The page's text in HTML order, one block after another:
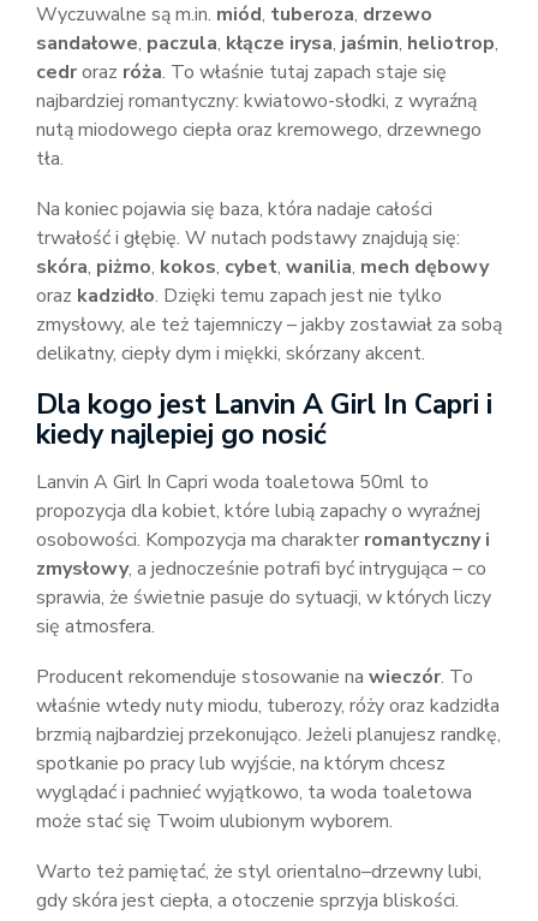
Wyczuwalne są m.in. miód, tuberoza, drzewo
sandałowe, paczula, kłącze irysa, jaśmin, heliotrop,
cedroraz róża. To właśnie tutaj zapach staje się
najbardziej romantyczny: kwiatowo-słodki, z wyraźną
nutą miodowego ciepła oraz kremowego, drzewnego
tła.
Na koniec pojawia się baza, która nadaje całości
trwałość i głębię. W nutach podstawy znajdują się:
skóra, piżmo, kokos, cybet, wanilia, mech dębowy
oraz kadzidło. Dzięki temu zapach jest nie tylko
zmysłowy, ale też tajemniczy – jakby zostawiał za sobą
delikatny, ciepły dym i miękki, skórzany akcent.
Dla kogo jest Lanvin A Girl In Capri i
kiedy najlepiej go nosić
Lanvin A Girl In Capri woda toaletowa 50ml to
propozycja dla kobiet, które lubią zapachy o wyraźnej
osobowości. Kompozycja ma charakter romantyczny i
zmysłowy, a jednocześnie potrafi być intrygująca – co
sprawia, że świetnie pasuje do sytuacji, w których liczy
się atmosfera.
Producent rekomenduje stosowanie na wieczór. To
właśnie wtedy nuty miodu, tuberozy, róży oraz kadzidła
brzmią najbardziej przekonująco. Jeżeli planujesz randkę,
spotkanie po pracy lub wyjście, na którym chcesz
wyglądać i pachnieć wyjątkowo, ta woda toaletowa
może stać się Twoim ulubionym wyborem.
Warto też pamiętać, że styl orientalno–drzewny lubi,
gdy skóra jest ciepła, a otoczenie sprzyja bliskości.